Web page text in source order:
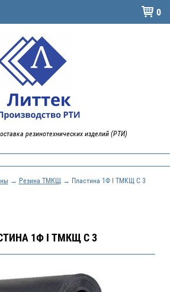
 0
резинотехнических изделий (РТИ)
→ Резина ТМКЩ → Пластина 1Ф I ТМКЩ С 3
1Ф I ТМКЩ С 3